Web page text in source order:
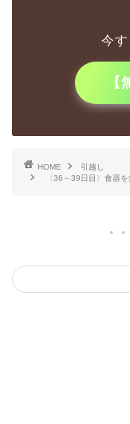
今
【
HOME
引越し
〈36～39日目〉食器